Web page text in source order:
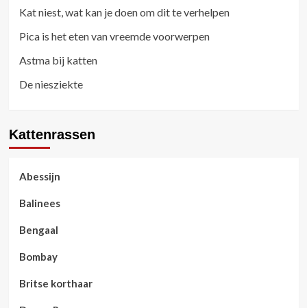
Kat niest, wat kan je doen om dit te verhelpen
Pica is het eten van vreemde voorwerpen
Astma bij katten
De niesziekte
Kattenrassen
Abessijn
Balinees
Bengaal
Bombay
Britse korthaar